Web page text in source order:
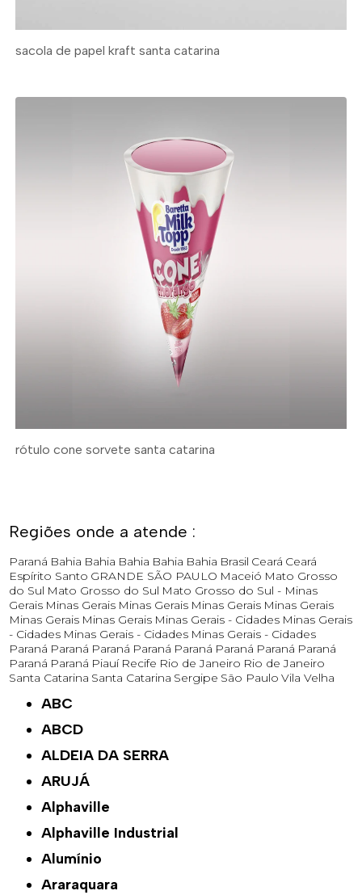
sacola de papel kraft santa catarina
rótulo cone sorvete santa catarina
Regiões onde a atende :
Paraná Bahia Bahia Bahia Bahia Bahia Brasil Ceará Ceará
Espírito Santo GRANDE SÃO PAULO Maceió Mato Grosso
do Sul Mato Grosso do Sul Mato Grosso do Sul - Minas
Gerais Minas Gerais Minas Gerais Minas Gerais Minas Gerais
Minas Gerais Minas Gerais Minas Gerais - Cidades Minas Gerais
- Cidades Minas Gerais - Cidades Minas Gerais - Cidades
Paraná Paraná Paraná Paraná Paraná Paraná Paraná Paraná
Paraná Paraná Piauí Recife Rio de Janeiro Rio de Janeiro
Santa Catarina Santa Catarina Sergipe São Paulo Vila Velha
ABC
ABCD
ALDEIA DA SERRA
ARUJÁ
Alphaville
Alphaville Industrial
Alumínio
Araraquara